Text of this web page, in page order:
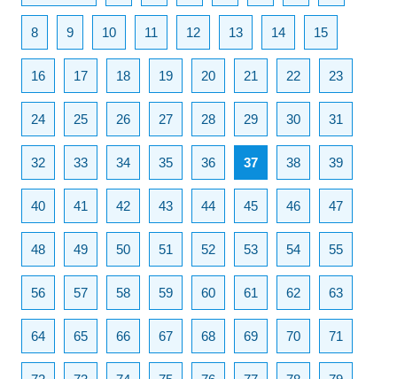
8 9 10 11 12 13 14 15
16 17 18 19 20 21 22 23
24 25 26 27 28 29 30 31
32 33 34 35 36 37 38 39
40 41 42 43 44 45 46 47
48 49 50 51 52 53 54 55
56 57 58 59 60 61 62 63
64 65 66 67 68 69 70 71